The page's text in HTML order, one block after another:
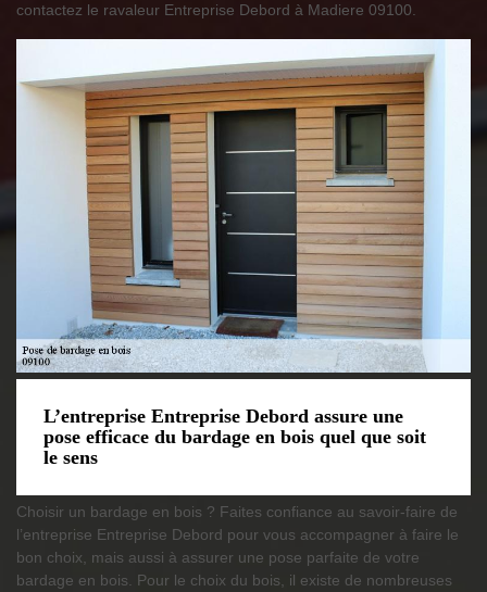
contactez le ravaleur Entreprise Debord à Madiere 09100.
L’entreprise Entreprise Debord assure une
pose efficace du bardage en bois quel que soit
le sens
Choisir un bardage en bois ? Faites confiance au savoir-faire de
l’entreprise Entreprise Debord pour vous accompagner à faire le
bon choix, mais aussi à assurer une pose parfaite de votre
bardage en bois. Pour le choix du bois, il existe de nombreuses